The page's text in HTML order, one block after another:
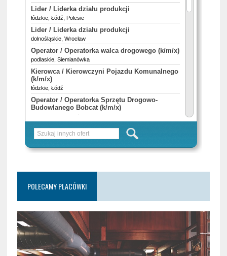
POLECAMY PLACÓWKI